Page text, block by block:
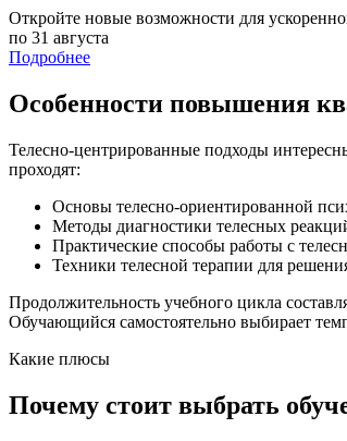
Откройте новые возможности для
по 31 августа
Подробнее
Особенности повышения
Телесно-центрированные подходы
проходят:
Основы телесно-ориентированной
Методы диагностики телесных
Практические способы работы с
Техники телесной терапии для
Продолжительность учебного цикла
Обучающийся самостоятельно выбирает
Какие плюсы
Почему стоит выбрать